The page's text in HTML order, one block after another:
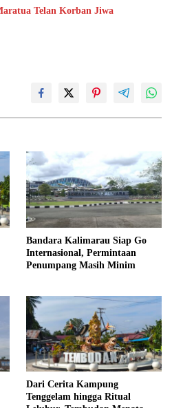
Telan Korban Jiwa
Bandara Kalimarau Siap Go
Internasional, Permintaan
Penumpang Masih Minim
Dari Cerita Kampung
Tenggelam hingga Ritual